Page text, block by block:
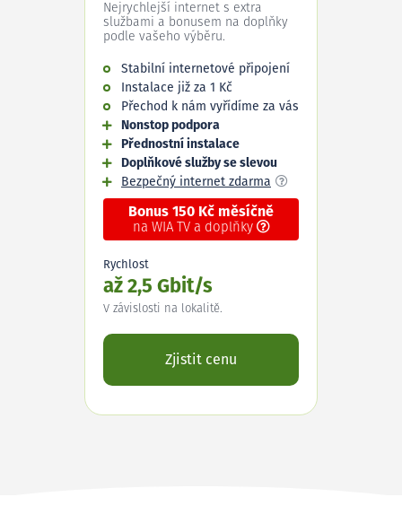
Nejrychlejší internet s extra
službami a bonusem na doplňky
podle vašeho výběru.
Stabilní internetové připojení
Instalace již za 1 Kč
Přechod k nám vyřídíme za vás
Nonstop podpora
Přednostní instalace
Doplňkové služby se slevou
Bezpečný internet zdarma
Bonus 150 Kč měsíčně
na WIA TV a doplňky
Rychlost
až 2,5 Gbit/s
V závislosti na lokalitě.
Zjistit cenu